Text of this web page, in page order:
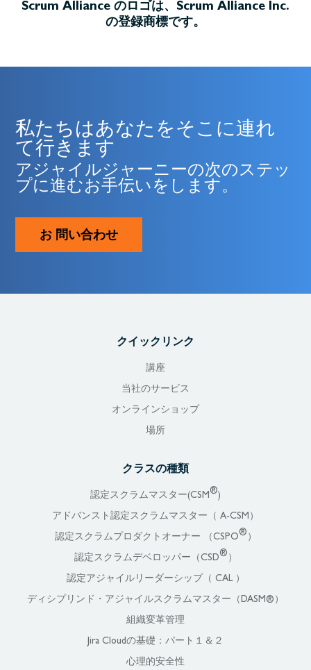
Scrum Alliance のロゴは、Scrum Alliance Inc.
の登録商標です。
私たちはあなたをそこに連れ
て行きます
アジャイルジャーニーの次のステッ
プに進むお手伝いをします。
お 問い合わせ
クイックリンク
講座
当社のサービス
オンラインショップ
場所
クラスの種類
認定スクラムマスター(CSM®)
アドバンスト認定スクラムマスター（ A-CSM）
認定スクラムプロダクトオーナー （CSPO® ）
認定スクラムデベロッパー（CSD® ）
認定アジャイルリーダーシップ（ CAL ）
ディシプリンド・アジャイルスクラムマスター（DASM®）
組織変革管理
Jira Cloudの基礎：パート１＆２
心理的安全性